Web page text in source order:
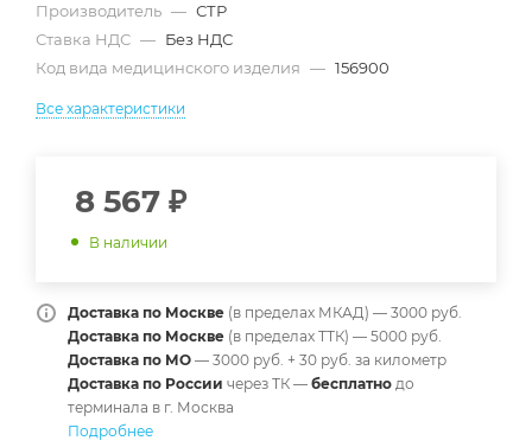
Производитель — СТР
Ставка НДС — Без НДС
Код вида медицинского изделия — 156900
Все характеристики
8 567 ₽
В наличии
Доставка по Москве (в пределах МКАД) — 3000 руб.
Доставка по Москве (в пределах ТТК) — 5000 руб.
Доставка по МО — 3000 руб. + 30 руб. за километр
Доставка по России через ТК — бесплатно до
терминала в г. Москва
Подробнее